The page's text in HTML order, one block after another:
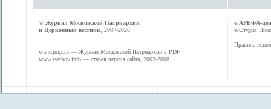
© Журнал Московской Патриархии
и Церковный вестник , 2007-2026
www.jmp.ru — Журнал Московской Патриархии в PDF
www.tserkov.info — старая версия сайта, 2002-2008
©АРЕФА-
©Студия
Правила